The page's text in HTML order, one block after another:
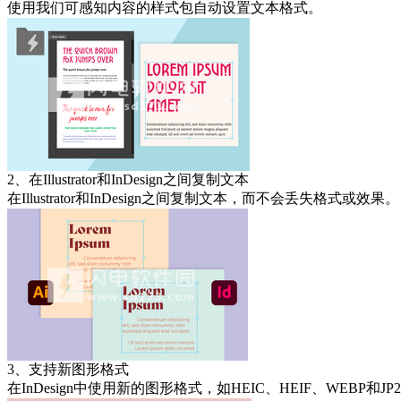
使用我们可感知内容的样式包自动设置文本格式。
2、在Illustrator和InDesign之间复制文本
在Illustrator和InDesign之间复制文本，而不会丢失格式或效果。
3、支持新图形格式
在InDesign中使用新的图形格式，如HEIC、HEIF、WEBP和